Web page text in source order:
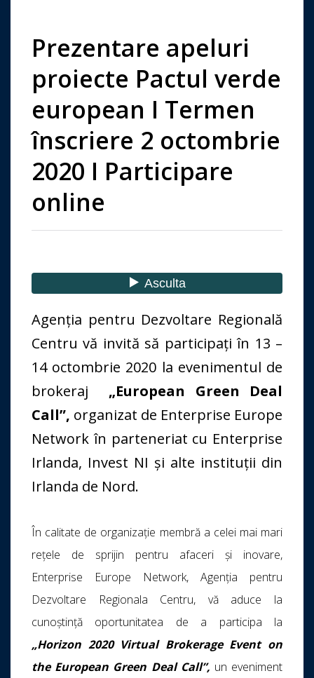
Prezentare apeluri
proiecte Pactul verde
european I Termen
înscriere 2 octombrie
2020 I Participare
online
Agenția pentru Dezvoltare Regională
Centru vă invită să participați în 13 –
14 octombrie 2020 la evenimentul de
brokeraj „European Green Deal
Call”, organizat de Enterprise Europe
Network în parteneriat cu Enterprise
Irlanda, Invest NI și alte instituții din
Irlanda de Nord.
În calitate de organizaţie membră a celei mai mari
reţele de sprijin pentru afaceri şi inovare,
Enterprise Europe Network, Agenția pentru
Dezvoltare Regionala Centru, vă aduce la
cunoștință oportunitatea de a participa la
„Horizon 2020 Virtual Brokerage Event on
the European Green Deal Call”, un eveniment